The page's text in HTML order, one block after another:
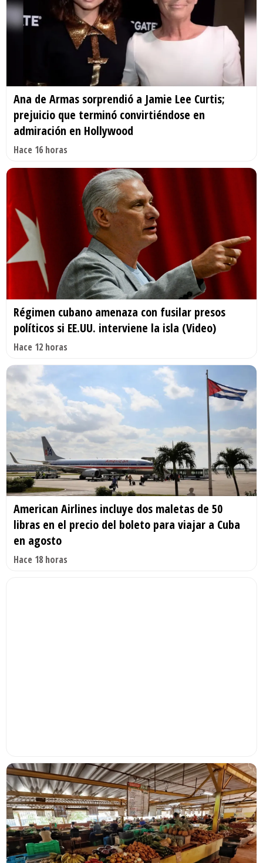
Ana de Armas sorprendió a Jamie Lee Curtis;
prejuicio que terminó convirtiéndose en
admiración en Hollywood
Hace 16 horas
Régimen cubano amenaza con fusilar presos
políticos si EE.UU. interviene la isla (Video)
Hace 12 horas
American Airlines incluye dos maletas de 50
libras en el precio del boleto para viajar a Cuba
en agosto
Hace 18 horas